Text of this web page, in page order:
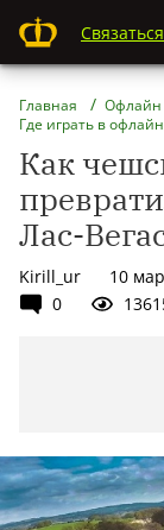
Главная Офлайн
Где играть в
Как
Лас-
Kirill_ur
10
0